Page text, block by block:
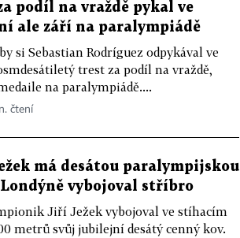
podíl na vraždě pykal ve
ale září na paralympiádě
si Sebastian Rodríguez odpykával ve
trest za podíl na vraždě,
na paralympiádě....
čtení
má desátou paralympijskou
vybojoval stříbro
Jiří Ježek vybojoval ve stíhacím
metrů svůj jubilejní desátý cenný kov.